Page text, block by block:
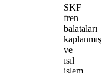
SKF
fren
balataları
kaplanmış
ve
ısıl
işlem